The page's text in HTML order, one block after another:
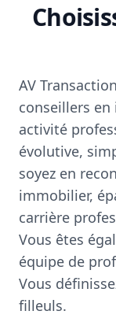
AV
conseillers
activité
évolutive,
soyez en
immobilier,
carrière
Vous êtes
équipe de
Vous
filleuls.